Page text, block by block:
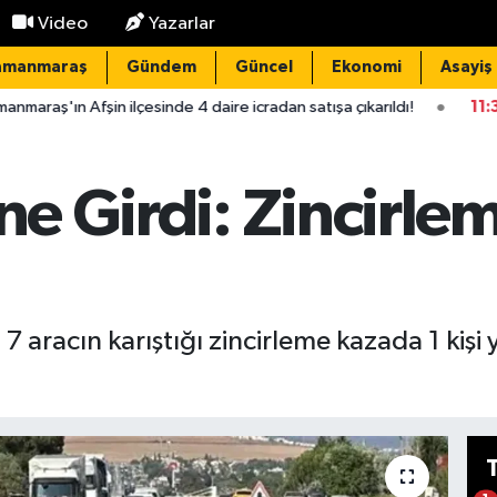
Video Yazarlar
Gündem Güncel Ekonomi Asayiş
4 daire icradan satışa çıkarıldı! 11:38
Girdi:
karıştığı zincirleme kazada 1